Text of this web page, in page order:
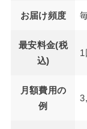
お届け頻度
最安料金(税
込)
1
月額費用の
例